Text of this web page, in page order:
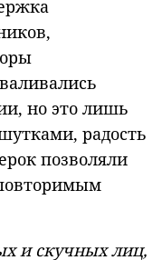
но это лишь
радость
позволяли
и скучных лиц,